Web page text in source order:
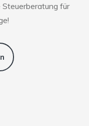
für